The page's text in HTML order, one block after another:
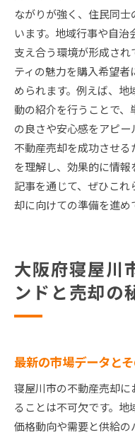
ながりが強く、住民同
います。地域行事や自
支え合う環境が形成さ
ティの魅力を購入希望
められます。例えば、
動の紹介を行うことで
の良さや安心感をアピ
不動産売却を成功させ
を理解し、効果的に情
記事を通じて、ぜひこ
却に向けての準備を進め
大阪府寝屋川
ンドと売却の
最新の市場データと
寝屋川市の不動産売却
ることは不可欠です。地
価格動向や需要と供給